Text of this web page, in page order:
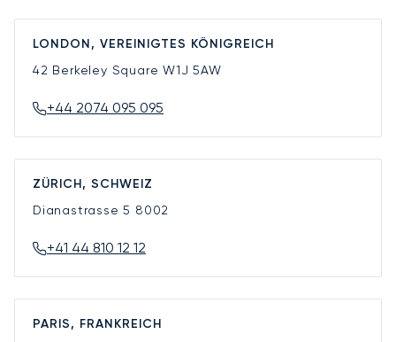
LONDON, VEREINIGTES KÖNIGREICH
42 Berkeley SquareW1J 5AW
+44 2074 095 095
ZÜRICH, SCHWEIZ
Dianastrasse 5 8002
+41 44 810 12 12
PARIS, FRANKREICH